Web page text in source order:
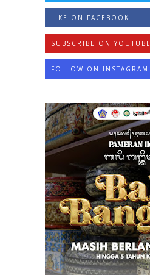
LIKE ON FACEBOOK
SUBSCRIBE ON YOUTUBE
FOLLOW ON INSTAGRAM